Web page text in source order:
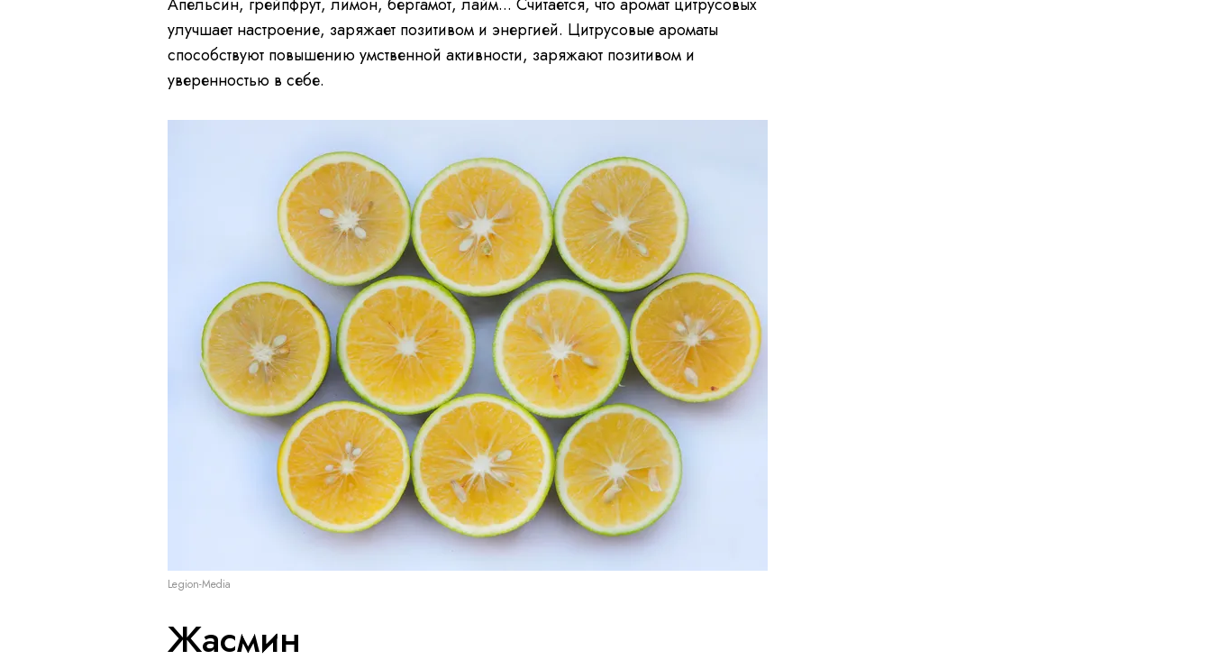
улучшает настроение, заряжает позитивом и энергией. Цитрусовые ароматы
способствуют повышению умственной активности, заряжают позитивом и
уверенностью в себе.
Legion-Media
Жасмин